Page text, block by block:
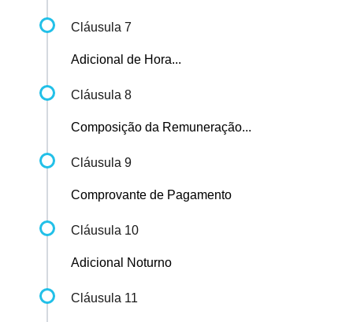
Cláusula 7
Adicional de Hora...
Cláusula 8
Composição da Remuneração...
Cláusula 9
Comprovante de Pagamento
Cláusula 10
Adicional Noturno
Cláusula 11